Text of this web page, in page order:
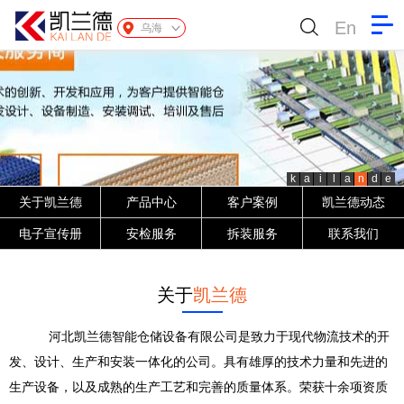
乌海 En
k a i a n d e
关于凯兰德 产品中心 客户案例 凯兰德动态
电子宣传册 安检服务 拆装服务 联系我们
关于凯兰德
河北凯兰德智能仓储设备有限公司是致力于现代物流技术的开
发、设计、生产和安装一体化的公司。具有雄厚的技术力量和先进的
生产设备，以及成熟的生产工艺和完善的质量体系。荣获十余项资质